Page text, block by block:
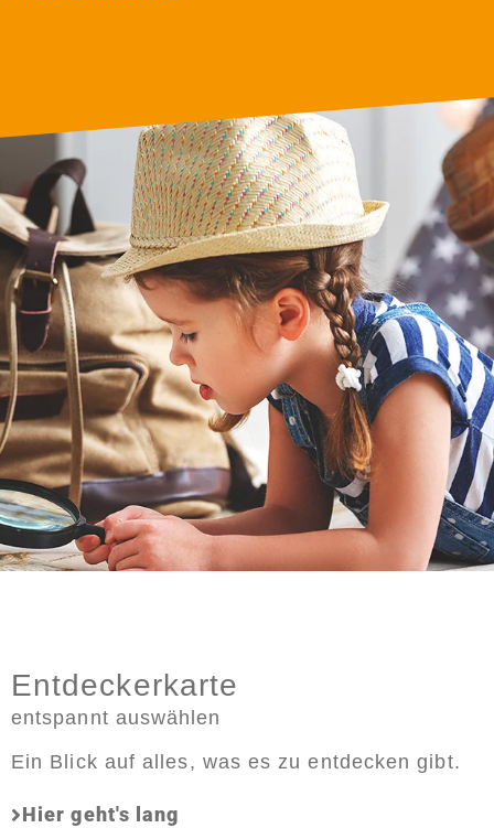
Entdeckerkarte
entspannt auswählen
Ein Blick auf alles, was es zu entdecken gibt.
Hier geht's lang